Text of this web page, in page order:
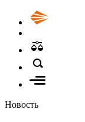
Новость